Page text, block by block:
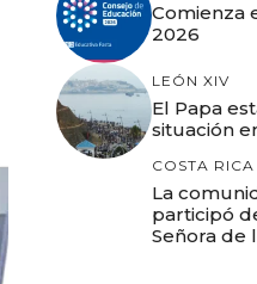
Comienza
2026
LEÓN XIV
El Papa
situación
COSTA RICA
La
participó
Señora de